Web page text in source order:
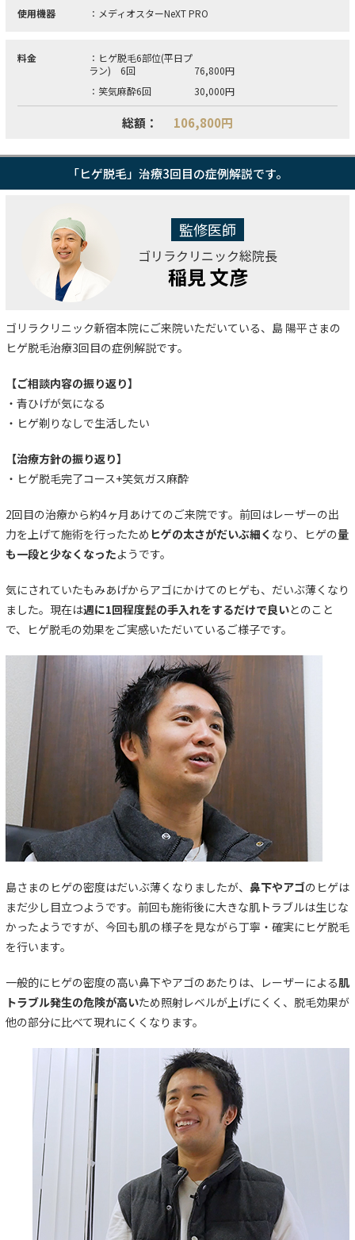
使用機器
：メディオスターNeXT PRO
料金
：ヒゲ脱毛6部位(平日プ
ラン) 6回
76,800円
：笑気麻酔6回
30,000円
総額： 106,800円
「ヒゲ脱毛」治療3回目の症例解説です。
監修医師
ゴリラクリニック総院長
稲見 文彦
ゴリラクリニック新宿本院にご来院いただいている、島 陽平さまの
ヒゲ脱毛治療3回目の症例解説です。
【ご相談内容の振り返り】
・青ひげが気になる
・ヒゲ剃りなしで生活したい
【治療方針の振り返り】
・ヒゲ脱毛完了コース+笑気ガス麻酔
2回目の治療から約4ヶ月あけてのご来院です。前回はレーザーの出
力を上げて施術を行ったため ヒゲの太さがだいぶ細く なり、ヒゲの量
も一段と少なくなったようです。
気にされていたもみあげからアゴにかけてのヒゲも、だいぶ薄くなり
ました。現在は週に1回程度髭の手入れをするだけで良いとのこと
で、ヒゲ脱毛の効果をご実感いただいているご様子です。
島さまのヒゲの密度はだいぶ薄くなりましたが、 鼻下やアゴのヒゲは
まだ少し目立つようです。前回も施術後に大きな肌トラブルは生じな
かったようですが、今回も肌の様子を見ながら丁寧・確実にヒゲ脱毛
を行います。
一般的にヒゲの密度の高い鼻下やアゴのあたりは、レーザーによる肌
トラブル発生の危険が高いため照射レベルが上げにくく、脱毛効果が
他の部分に比べて現れにくくなります。